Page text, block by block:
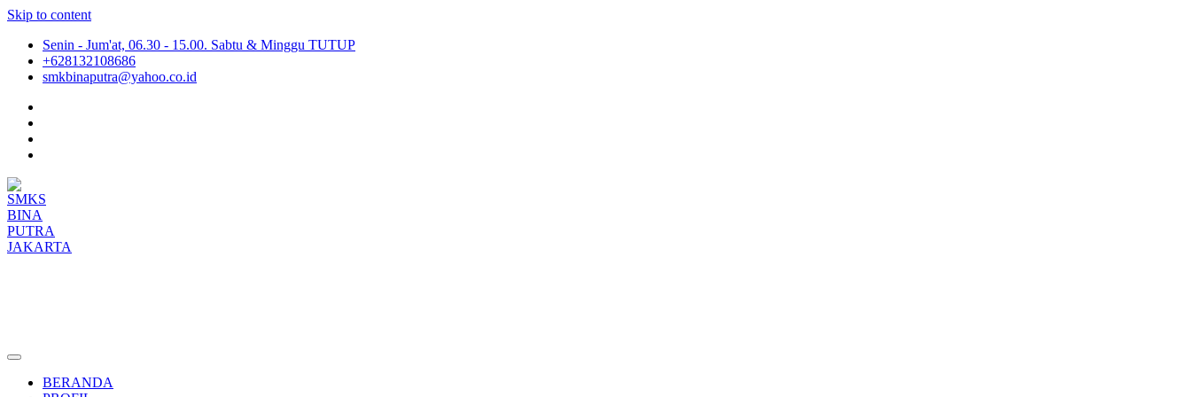
Skip to content
Senin - Jum'at, 06.30 - 15.00. Sabtu & Minggu TUTUP
+628132108686
smkbinaputra@yahoo.co.id
BERANDA